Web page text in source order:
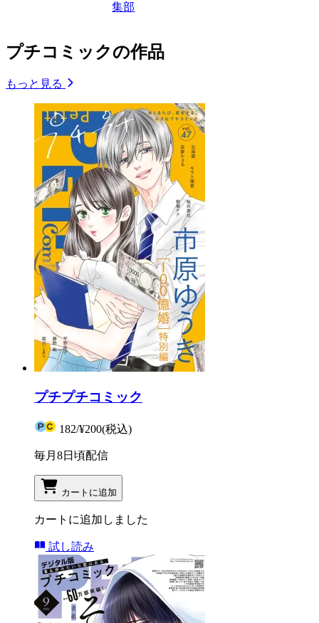
集部
プチコミックの作品
もっと見る
プチプチコミック
182/¥200(税込)
毎月8日頃配信
カートに追加
カートに追加しました
試し読み